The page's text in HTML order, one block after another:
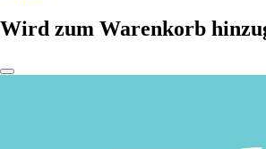
Wird zum Warenkorb